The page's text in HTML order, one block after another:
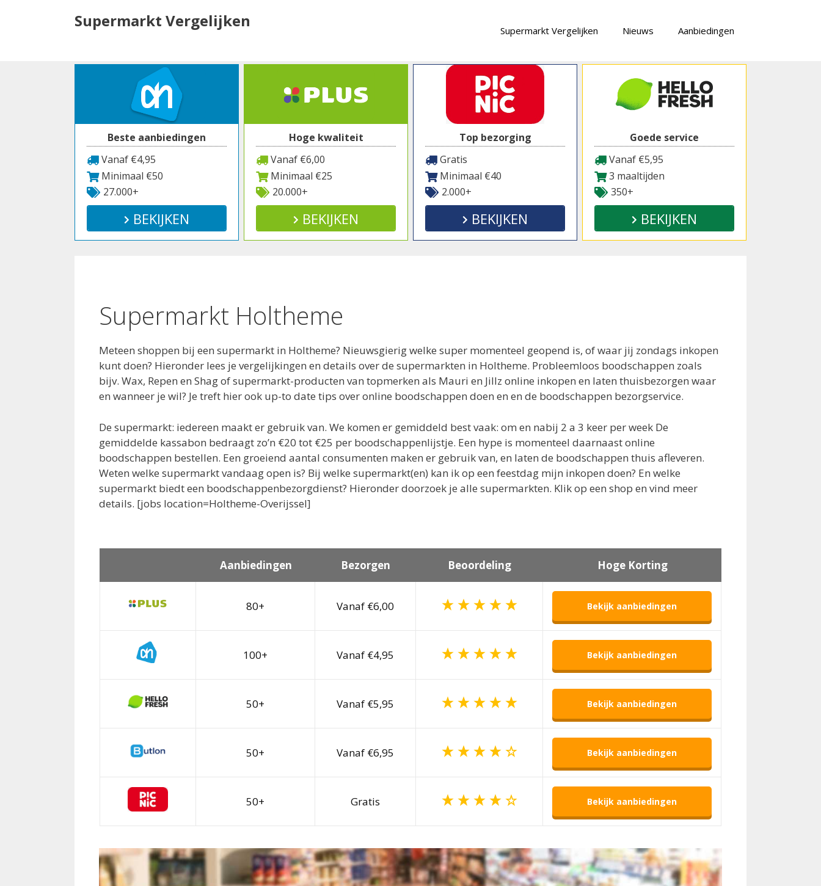
Supermarkt Vergelijken Supermarkt Vergelijken Nieuws Aanbiedingen
Beste aanbiedingen
Vanaf €4,95
Minimaal €50
27.000+
BEKIJKEN
Hoge kwaliteit
Vanaf €6,00
Minimaal €25
20.000+
BEKIJKEN
Top bezorging
Gratis
Minimaal €40
2.000+
BEKIJKEN
Goede service
Vanaf €5,95
3 maaltijden
350+
BEKIJKEN
Supermarkt Holtheme
Meteen shoppen bij een supermarkt in Holtheme? Nieuwsgierig welke super momenteel geopend is, of waar jij zondags inkopen
kunt doen? Hieronder lees je vergelijkingen en details over de supermarkten in Holtheme. Probleemloos boodschappen zoals
bijv. Wax, Repen en Shag of supermarkt-producten van topmerken als Mauri en Jillz online inkopen en laten thuisbezorgen waar
en wanneer je wil? Je treft hier ook up-to date tips over online boodschappen doen en en de boodschappen bezorgservice.
De supermarkt: iedereen maakt er gebruik van. We komen er gemiddeld best vaak: om en nabij 2 a 3 keer per week De
gemiddelde kassabon bedraagt zo’n €20 tot €25 per boodschappenlijstje. Een hype is momenteel daarnaast online
boodschappen bestellen. Een groeiend aantal consumenten maken er gebruik van, en laten de boodschappen thuis afleveren.
Weten welke supermarkt vandaag open is? Bij welke supermarkt(en) kan ik op een feestdag mijn inkopen doen? En welke
supermarkt biedt een boodschappenbezorgdienst? Hieronder doorzoek je alle supermarkten. Klik op een shop en vind meer
details. [jobs location=Holtheme-Overijssel]
Aanbiedingen Bezorgen Beoordeling Hoge Korting
80+ Vanaf €6,00 Bekijk aanbiedingen
100+ Vanaf €4,95 Bekijk aanbiedingen
50+ Vanaf €5,95 Bekijk aanbiedingen
50+ Vanaf €6,95 Bekijk aanbiedingen
50+ Gratis Bekijk aanbiedingen